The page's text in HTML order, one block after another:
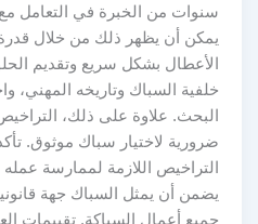
سنوات من الخبرة في التعامل
يمكن أن يظهر ذلك من خلال
الأعطال بشكل سريع وتقديم
خلفية السباك وتاريخه المهني،
البحث. علاوة على ذلك،
ضرورية لاختيار سباك موثوق.
التراخيص اللازمة لممارسة عمله
يضمن أن يمثل السباك جهة
جميع أعمال السباكة. تقييمات